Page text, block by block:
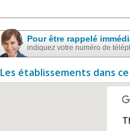
Pour être rappelé
indiquez votre numéro de
Les établissements dans